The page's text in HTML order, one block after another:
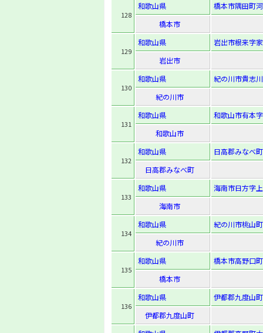
128
和歌山県
橋本市隅田町
橋本市
129
和歌山県
岩出市根来字
岩出市
130
和歌山県
紀の川市貴志
紀の川市
131
和歌山県
和歌山市有本
和歌山市
132
和歌山県
日高郡みなべ
日高郡みなべ町
133
和歌山県
海南市日方字
海南市
134
和歌山県
紀の川市桃山
紀の川市
135
和歌山県
橋本市高野口
橋本市
136
和歌山県
伊都郡九度山
伊都郡九度山町